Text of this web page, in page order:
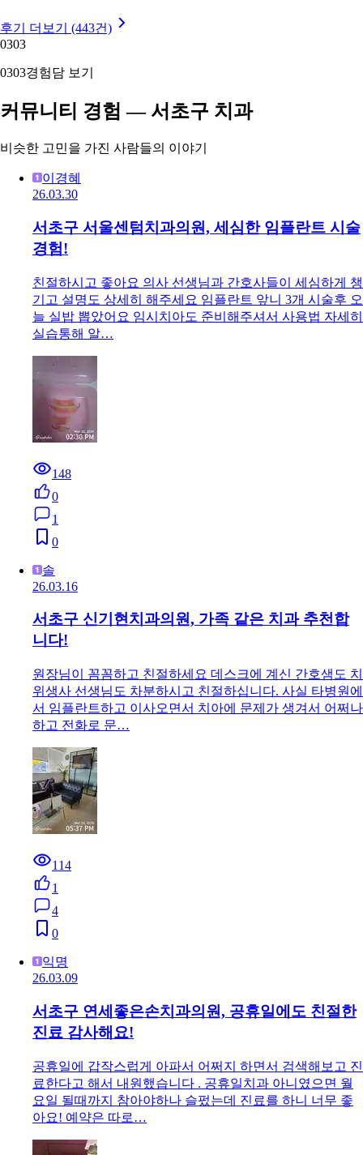
후기 더보기 (443건)
0303
0303경험담 보기
커뮤니티 경험 — 서초구 치과
비슷한 고민을 가진 사람들의 이야기
이경혜
26.03.30
서초구 서울센텀치과의원, 세심한 임플란트 시술
경험!
친절하시고 좋아요 의사 선생님과 간호사들이 세심하게 챙
기고 설명도 상세히 해주세요 임플란트 앞니 3개 시술후 오
늘 실밥 뽑았어요 임시치아도 준비해주셔서 사용법 자세히
실습통해 알…
148
0
1
0
솔
26.03.16
서초구 신기현치과의원, 가족 같은 치과 추천합
니다!
원장님이 꼼꼼하고 친절하세요 데스크에 계신 간호샘도 치
위생사 선생님도 차분하시고 친절하십니다. 사실 타병원에
서 임플란트하고 이사오면서 치아에 문제가 생겨서 어쩌나
하고 전화로 문…
114
1
4
0
익명
26.03.09
서초구 연세좋은손치과의원, 공휴일에도 친절한
진료 감사해요!
공휴일에 갑작스럽게 아파서 어쩌지 하면서 검색해보고 진
료한다고 해서 내원했습니다 . 공휴일치과 아니였으면 월
요일 될때까지 참아야하나 슬펐는데 진료를 하니 너무 좋
아요! 예약은 따로…